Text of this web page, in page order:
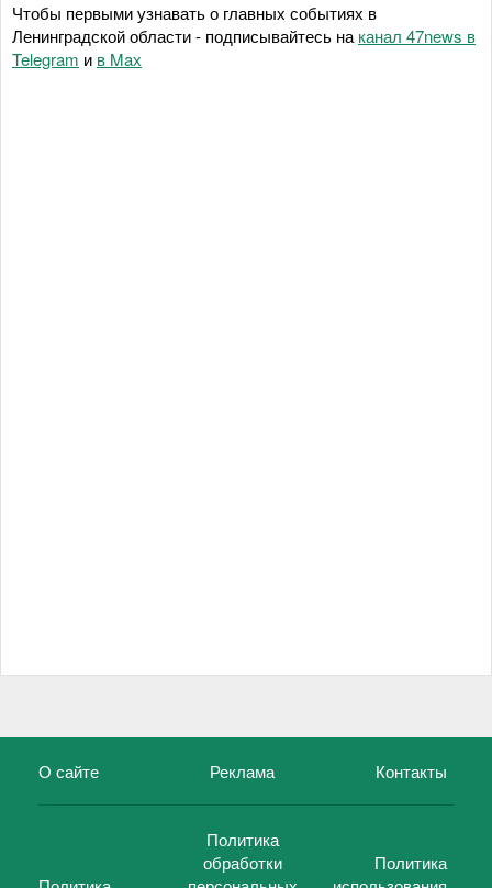
Чтобы первыми узнавать о главных событиях в
Ленинградской области - подписывайтесь наканал 47news в
Telegram и в Maх
О сайте Реклама Контакты
Политика
обработки
Политика